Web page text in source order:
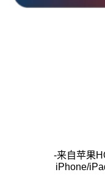
-来自苹果
iPhone/